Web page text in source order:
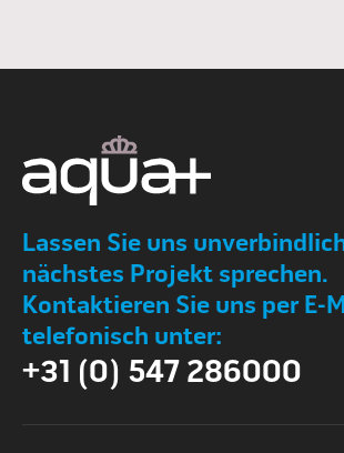
Lassen Sie uns
nächstes Projekt sprechen.
Kontaktieren Sie uns per E-
telefonisch unter:
+31 (0) 547 286000